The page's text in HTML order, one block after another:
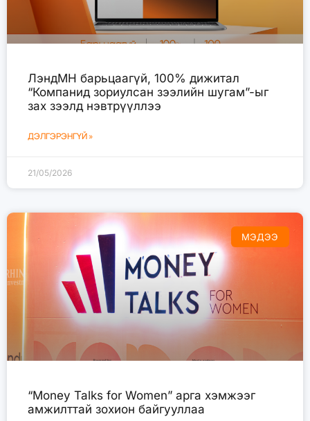
ЛэндМН барьцаагүй, 100% дижитал
“Компанид зориулсан зээлийн шугам”-ыг
зах зээлд нэвтрүүллээ
ДЭЛГЭРЭНГҮЙ »
21/05/2026
МЭДЭЭ
“Money Talks for Women” арга хэмжээг
амжилттай зохион байгууллаа